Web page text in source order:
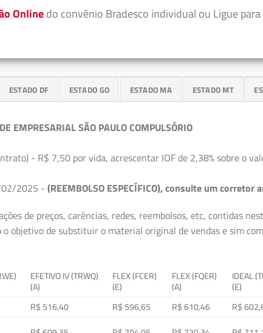
Onlinedo convênio Bradesco individual ou Ligue
ESTADO DF ESTADO GO ESTADO MA ESTADO MT
EMPRESARIAL SÃO PAULO COMPULSÓRIO
- R$ 7,50 por vida, acrescentar IOF de 2,38% sobre o
02/2025 - (REEMBOLSO ESPECÍFICO), consulte um
de preços, carências, redes, reembolsos, etc, contidas
objetivo de substituir o material original de vendas e sim
EFETIVO IV (TRWQ)
(A)
FLEX (FCER)
(E)
FLEX (FQER)
(A)
IDEAL
(E)
R$ 516,40 R$ 596,65 R$ 610,46 R$